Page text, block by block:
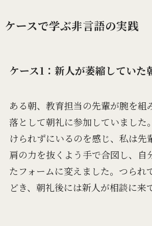
ケースで学ぶ非言語の実践
ケース1：新人が萎縮していた
ある朝、教育担当の先輩が腕を組
落として朝礼に参加していました
けられずにいるのを感じ、私は先
肩の力を抜くよう手で合図し、自
たフォームに変えました。つられ
どき、朝礼後には新人が相談に来